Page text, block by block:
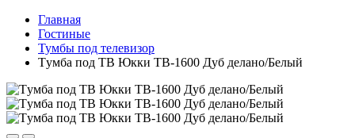
Главная
Гостиные
Тумбы под телевизор
Tумба под ТВ Юкки TВ-1600 Дуб делано/Бeлый